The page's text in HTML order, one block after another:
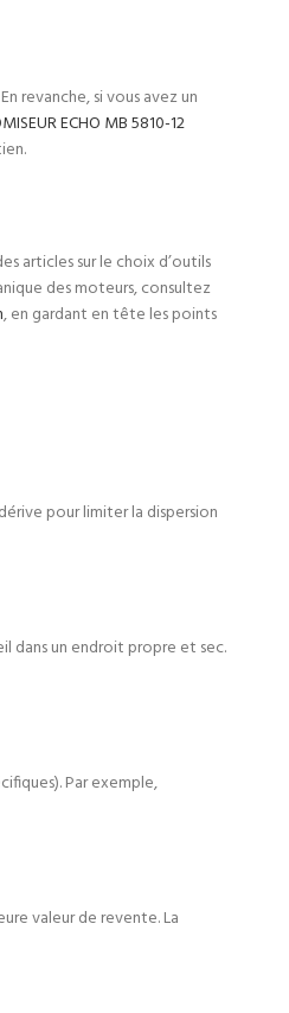
revanche, si vous avez un
ECHO MB 5810-12
articles sur le choix d’outils
des moteurs, consultez
, en gardant en tête les points
pour limiter la dispersion
dans un endroit propre et sec.
Par exemple,
valeur de revente. La